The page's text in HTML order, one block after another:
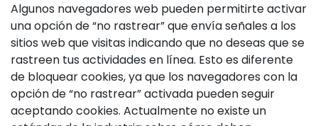
Algunos navegadores web pueden permitirte activar
una opción de “no rastrear” que envía señales a los
sitios web que visitas indicando que no deseas que se
rastreen tus actividades en línea. Esto es diferente
de bloquear cookies, ya que los navegadores con la
opción de “no rastrear” activada pueden seguir
aceptando cookies. Actualmente no existe un